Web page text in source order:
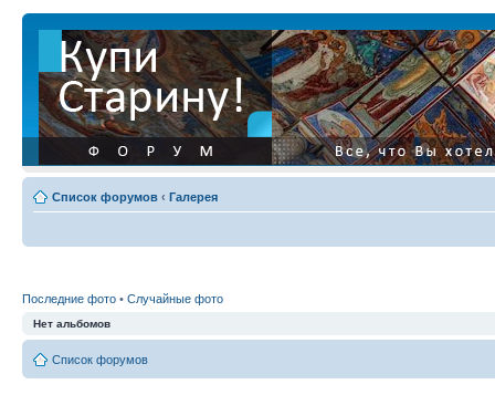
Список форумов ‹ Галерея
Последние фото • Случайные фото
Нет альбомов
Список форумов